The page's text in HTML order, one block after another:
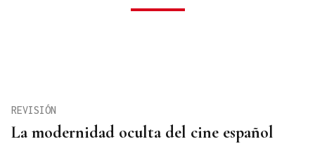
La modernidad oculta del cine español
REVISIÓN